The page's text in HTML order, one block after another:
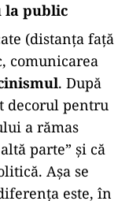
la public
(distanța față
comunicarea
. După
decorul pentru
a rămas
parte” și că
Așa se
este, în